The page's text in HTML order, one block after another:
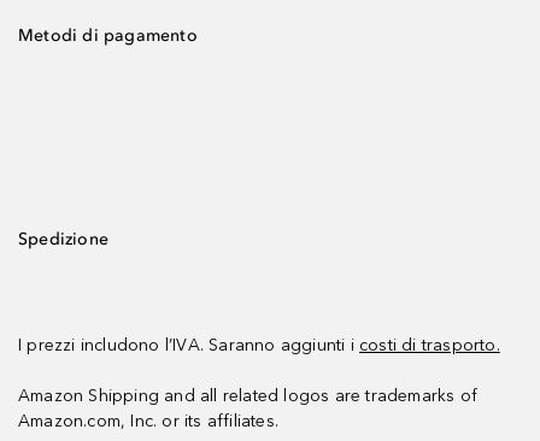
Metodi di pagamento
Spedizione
I prezzi includono l’IVA. Saranno aggiunti i costi di trasporto.
Amazon Shipping and all related logos are trademarks of
Amazon.com, Inc. or its affiliates.